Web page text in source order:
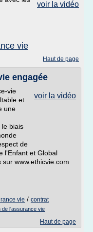
voir la vidéo
vie
Haut de page
engagée
voir la vidéo
vie
et
une
le biais
de
l'Enfant et Global
www.ethicvie.com
vie / contrat
de l'assurance vie
Haut de page